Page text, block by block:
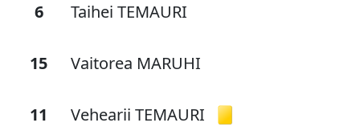
6 Taihei TEMAURI
15 Vaitorea MARUHI
11 Vehearii TEMAURI